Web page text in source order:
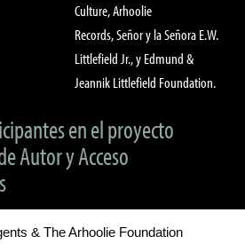
Culture, Arhoolie
Records, Señor y la Señora E.W.
Littlefield Jr., y Edmund &
Jeannik Littlefield Foundation.
en el proyecto
Autor y Acceso
& The Arhoolie Foundation